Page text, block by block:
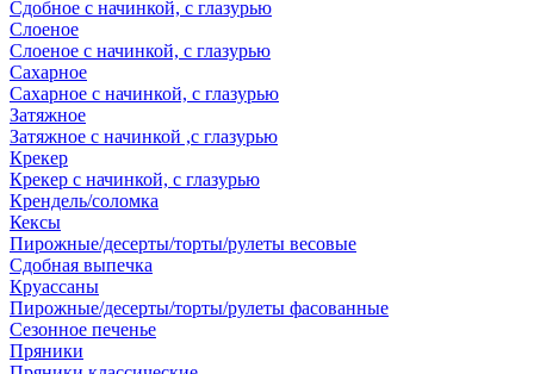
Сдобное с начинкой, с глазурью
Слоеное
Слоеное с начинкой, с глазурью
Сахарное
Сахарное с начинкой, с глазурью
Затяжное
Затяжное с начинкой ,с глазурью
Крекер
Крекер с начинкой, с глазурью
Крендель/соломка
Кексы
Пирожные/десерты/торты/рулеты весовые
Сдобная выпечка
Круассаны
Пирожные/десерты/торты/рулеты фасованные
Сезонное печенье
Пряники